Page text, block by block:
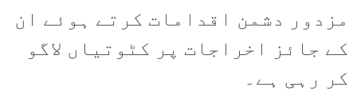
مزدور دشمن اقدامات کرتے ہوئے ان
کے جائز اخراجات پر کٹوتیاں لاگو
کر رہی ہے۔